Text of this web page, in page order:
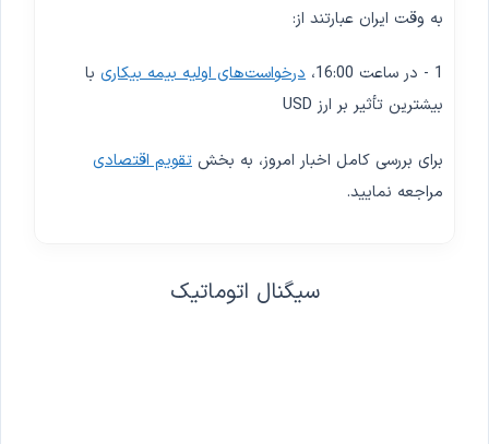
به وقت ایران عبارتند از:
1 - در ساعت 16:00، درخواست‌های اولیه بیمه بیکاری با
بیشترین تأثیر بر ارز USD
برای بررسی کامل اخبار امروز، به بخش تقویم اقتصادی
مراجعه نمایید.
سیگنال اتوماتیک